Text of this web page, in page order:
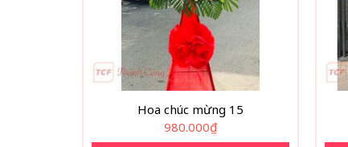
Hoa chúc mừng 15
980.000₫